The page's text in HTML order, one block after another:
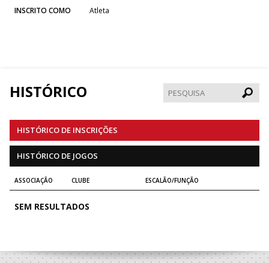
INSCRITO COMO Atleta
HISTÓRICO
HISTÓRICO DE INSCRIÇÕES
HISTÓRICO DE JOGOS
ASSOCIAÇÃO CLUBE ESCALÃO/FUNÇÃO
SEM RESULTADOS